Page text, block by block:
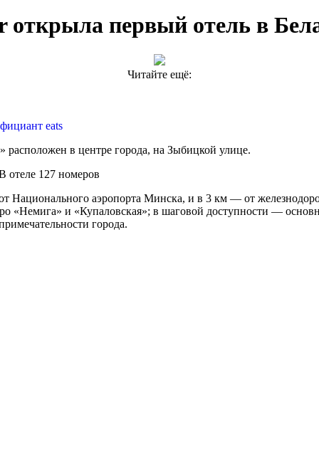
открыла первый отель в
Читайте ещё:
eats
в центре города, на Зыбицкой улице.
отеле 127 номеров
Национального аэропорта Минска, и в 3 км — от
«Немига» и «Купаловская»; в шаговой доступности —
города.